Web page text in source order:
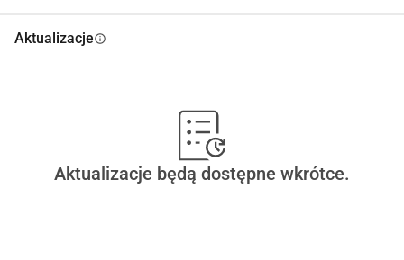
Aktualizacjeinfo
Aktualizacje będą dostępne wkrótce.